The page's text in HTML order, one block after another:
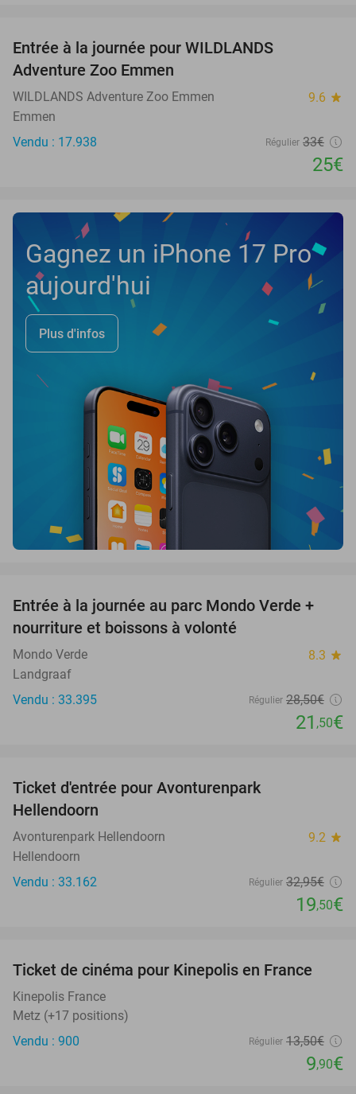
Entrée à la journée pour WILDLANDS
Adventure Zoo Emmen
WILDLANDS Adventure Zoo Emmen 9.6 star
Emmen
Vendu : 17.938
Régulier 33€
25€
Gagnez un iPhone 17 Pro
aujourd'hui
Plus d'infos
25%
Entrée à la journée au parc Mondo Verde +
nourriture et boissons à volonté
Mondo Verde 8.3 star
Landgraaf
Vendu : 33.395
Régulier 28,50€
21 ,50€
Ticket d'entrée pour Avonturenpark
Hellendoorn
Avonturenpark Hellendoorn 9.2 star
Hellendoorn
Vendu : 33.162
Régulier 32,95€
19,50€
27%
OUT
Ticket de cinéma pour Kinepolis en France
Kinepolis France
Metz (+17 positions)
Vendu : 900
Régulier 13,50€
9,90€